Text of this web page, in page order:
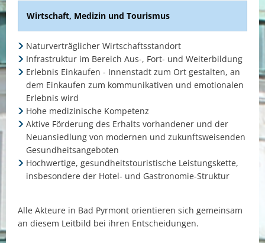
Wirtschaft, Medizin und Tourismus
Naturverträglicher Wirtschaftsstandort
Infrastruktur im Bereich Aus-, Fort- und Weiterbildung
Erlebnis Einkaufen - Innenstadt zum Ort gestalten, an
dem Einkaufen zum kommunikativen und emotionalen
Erlebnis wird
Hohe medizinische Kompetenz
Aktive Förderung des Erhalts vorhandener und der
Neuansiedlung von modernen und zukunftsweisenden
Gesundheitsangeboten
Hochwertige, gesundheitstouristische Leistungskette,
insbesondere der Hotel- und Gastronomie-Struktur
Alle Akteure in Bad Pyrmont orientieren sich gemeinsam
an diesem Leitbild bei ihren Entscheidungen.